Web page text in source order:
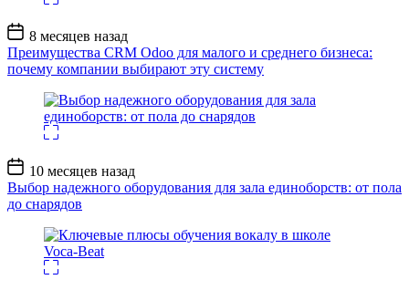
Дата
записи
8 месяцев назад
Преимущества CRM Odoo для малого и среднего бизнеса:
почему компании выбирают эту систему
Дата
записи
10 месяцев назад
Выбор надежного оборудования для зала единоборств: от пола
до снарядов